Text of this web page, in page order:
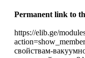
Permanent link to
https://elib.ge/
свойствам-